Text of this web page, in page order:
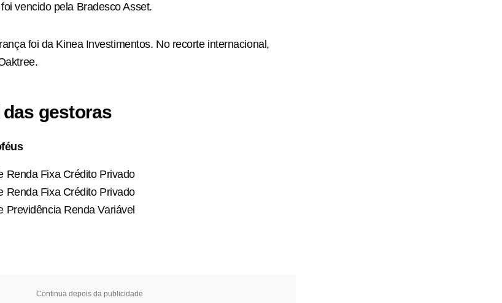
vencido pela Bradesco Asset.
foi da Kinea Investimentos. No recorte internacional,
gestoras
Renda Fixa Crédito Privado
Renda Fixa Crédito Privado
Renda Variável
Continua depois da publicidade